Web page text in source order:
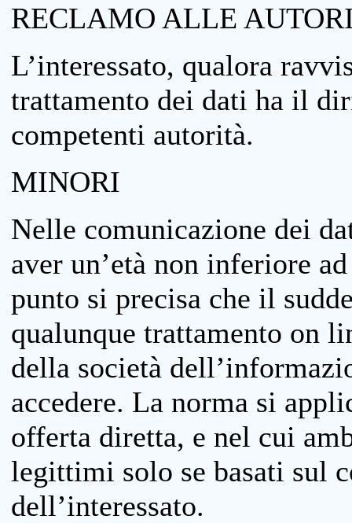
RECLAMO ALLE
L’interessato, qualora
trattamento dei dati ha il
competenti autorità.
MINORI
Nelle comunicazione dei
aver un’età non inferiore
punto si precisa che il
qualunque trattamento on
della società
accedere. La norma si
offerta diretta, e nel cui
legittimi solo se basati sul
dell’interessato.